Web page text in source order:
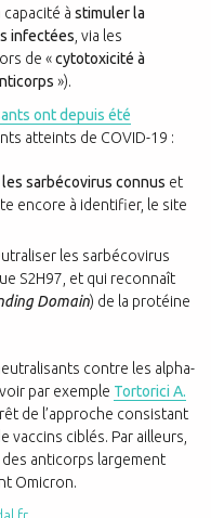
à stimuler la
infectées , via les
de «cytotoxicité à
»).
ont depuis été
atteints de COVID-19 :
sarbécovirus connus et
encore à identifier, le site
les sarbécovirus
S2H97, et qui reconnaît
Domain) de la protéine
contre les alpha-
par exemple Tortorici A.
de l’approche consistant
vaccins ciblés. Par ailleurs,
anticorps largement
Omicron.